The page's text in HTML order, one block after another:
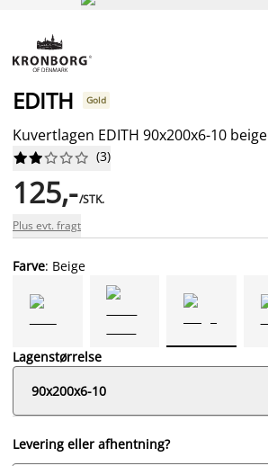
EDITH Gold
Kuvertlagen EDITH 90x200x6-10 beige





 (3)
125,-/STK.
Plus evt. fragt
Farve: Beige
Lagenstørrelse
90x200x6-10
Levering eller afhentning?